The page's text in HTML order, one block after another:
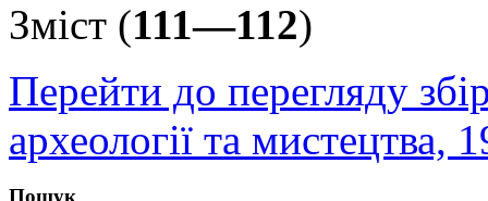
Зміст (111—112)
Перейти до перегляду
археології та мистецтва,
Пошук